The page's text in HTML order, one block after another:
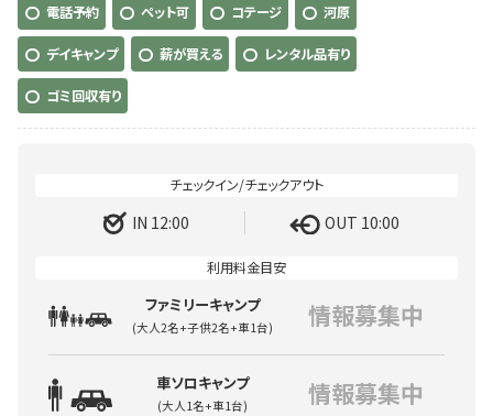
電話予約 ペット可 コテージ 河原
デイキャンプ 薪が買える レンタル品有り
ゴミ回収有り
IN 12:00 OUT 10:00
ファミリーキャンプ
(大人2名+子供2名+車1台) 情報募集中
車ソロキャンプ
(大人1名+車1台) 情報募集中